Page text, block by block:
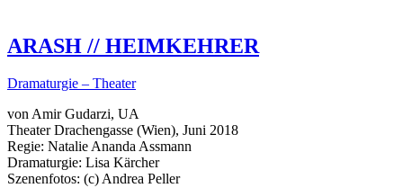
ARASH // HEIMKEHRER
Dramaturgie – Theater
von Amir Gudarzi, UA
Theater Drachengasse (Wien), Juni 2018
Regie: Natalie Ananda Assmann
Dramaturgie: Lisa Kärcher
Szenenfotos: (c) Andrea Peller